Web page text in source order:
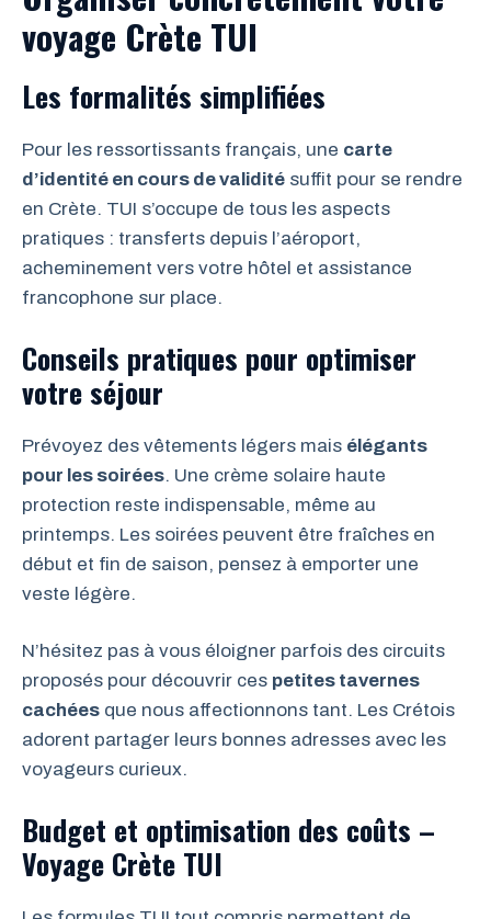
voyage Crète TUI
Les formalités simplifiées
Pour les ressortissants français, une carte
d’identité en cours de validité suffit pour se rendre
en Crète. TUI s’occupe de tous les aspects
pratiques : transferts depuis l’aéroport,
acheminement vers votre hôtel et assistance
francophone sur place.
Conseils pratiques pour optimiser
votre séjour
Prévoyez des vêtements légers mais élégants
pour les soirées. Une crème solaire haute
protection reste indispensable, même au
printemps. Les soirées peuvent être fraîches en
début et fin de saison, pensez à emporter une
veste légère.
N’hésitez pas à vous éloigner parfois des circuits
proposés pour découvrir ces petites tavernes
cachées que nous affectionnons tant. Les Crétois
adorent partager leurs bonnes adresses avec les
voyageurs curieux.
Budget et optimisation des coûts –
Voyage Crète TUI